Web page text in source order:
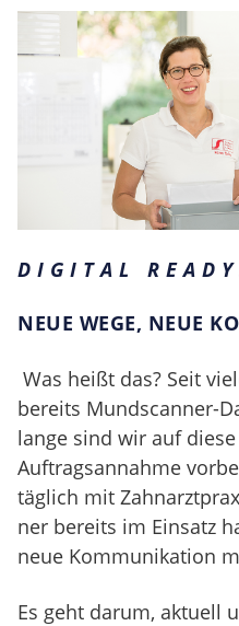
D I G I T A L R E A D Y
NEUE WEGE, NEUE
Was heißt das? Seit
bereits Mundscanner-
lange sind wir auf
Auftragsannahme
täglich mit
ner bereits im Einsatz
neue Kommunikation
Es geht darum, aktuell